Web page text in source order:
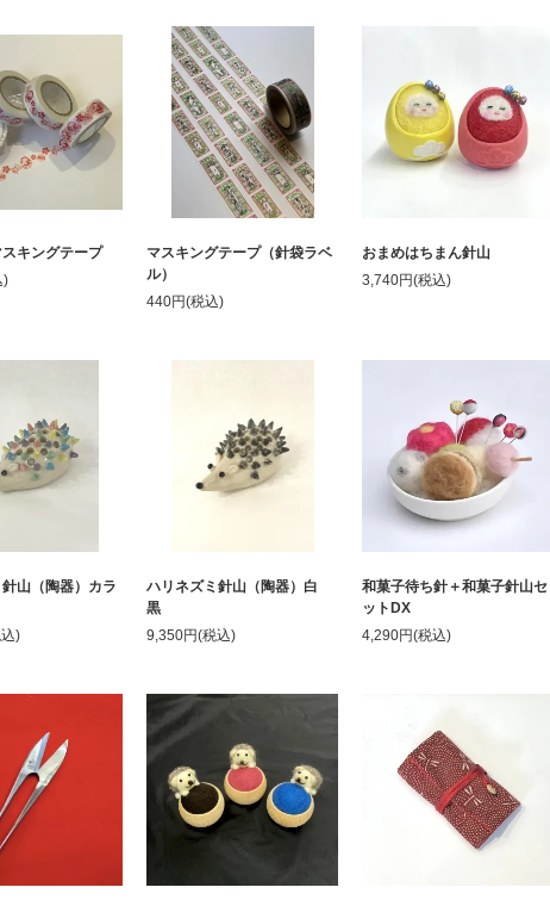
キングテープ
)
マスキングテープ（針袋ラベ
ル）
440円(税込)
おまめはちまん針山
3,740円(税込)
山（陶器）カラ
)
ハリネズミ針山（陶器）白
黒
9,350円(税込)
和菓子待ち針＋和菓子針山セ
ットDX
4,290円(税込)